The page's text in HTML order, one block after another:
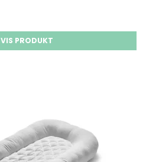
VIS PRODUKT